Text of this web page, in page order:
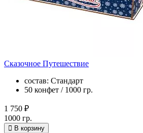
Сказочное Путешествие
состав: Стандарт
50 конфет / 1000 гр.
1 750 ₽
1000 гр.
В корзину